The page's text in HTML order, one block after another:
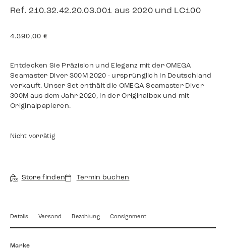
Ref. 210.32.42.20.03.001 aus 2020 und LC100
4.390,00 €
Entdecken Sie Präzision und Eleganz mit der OMEGA
Seamaster Diver 300M 2020 - ursprünglich in Deutschland
verkauft. Unser Set enthält die OMEGA Seamaster Diver
300M aus dem Jahr 2020, in der Originalbox und mit
Originalpapieren.
Nicht vorrätig
Store finden Termin buchen
Details Versand Bezahlung Consignment
Marke